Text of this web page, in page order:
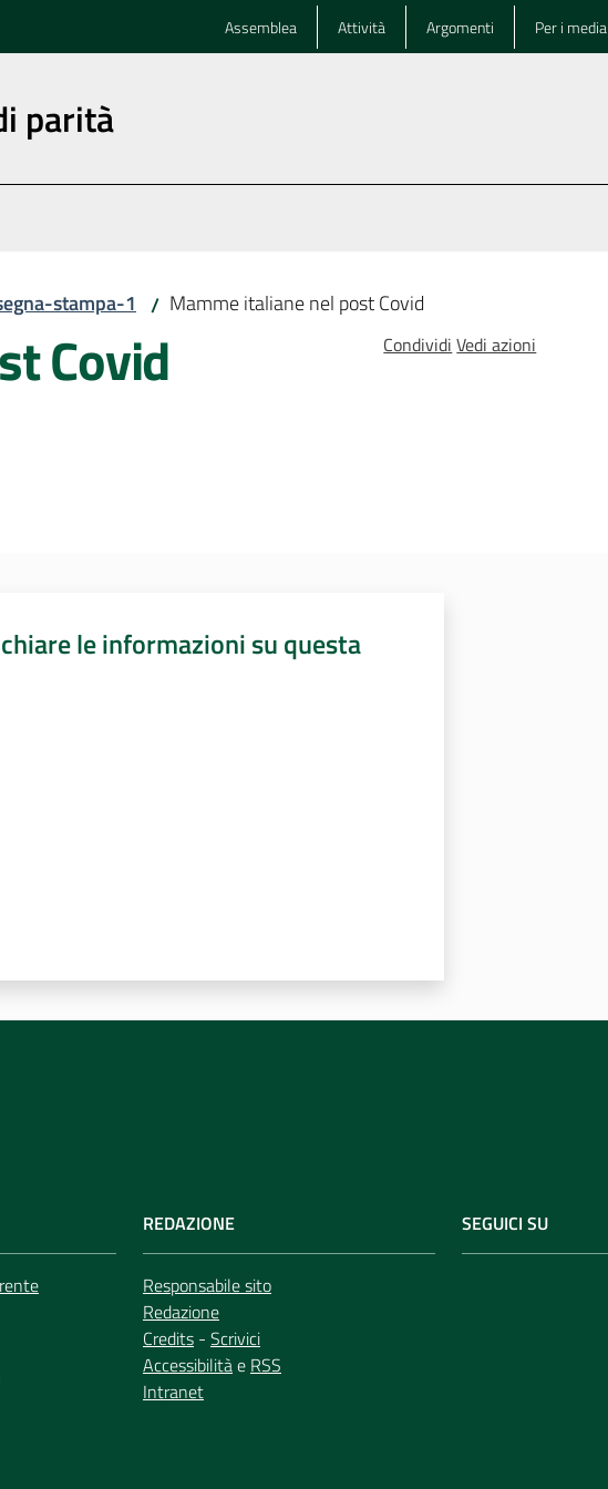
Assemblea Attività Argomenti Per i media
parità
stampa-1 / Mamme italiane nel post Covid
Covid Condividi Vedi azioni
le informazioni su questa
REDAZIONE
Responsabile sito
Redazione
Credits - Scrivici
Accessibilitàe RSS
Intranet
SEGUICI SU